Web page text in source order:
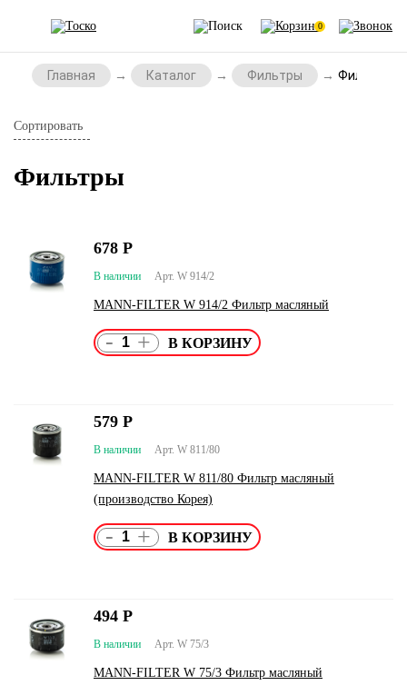
0
Главная Каталог Фильтры Фильтры
Сортировать
Фильтры
Арт. W 914/2
В наличии
MANN-FILTER W 914/2 Фильтр масляный
678 Р
- +
Арт. W 811/80
В наличии
MANN-FILTER W 811/80 Фильтр масляный
(производство Корея)
579 Р
- +
Арт. W 75/3
В наличии
MANN-FILTER W 75/3 Фильтр масляный
494 Р